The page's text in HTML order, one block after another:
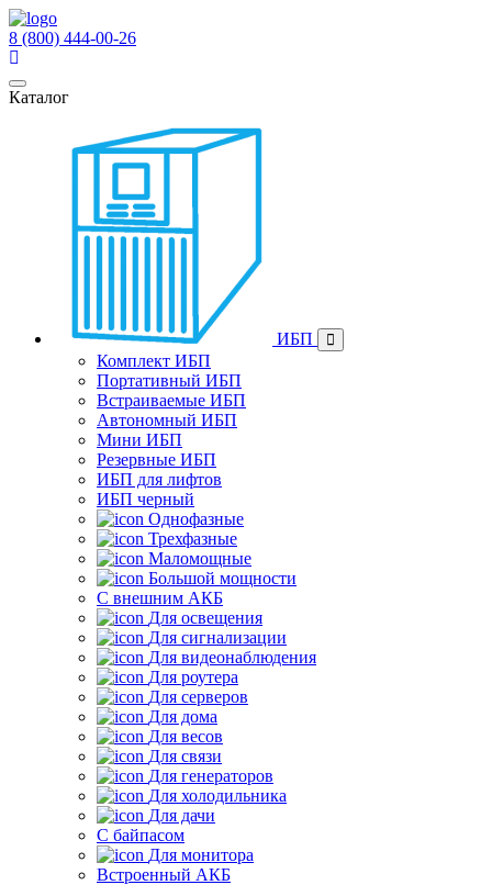
8 (800) 444-00-26
Каталог
ИБП
Комплект ИБП
Портативный ИБП
Встраиваемые ИБП
Автономный ИБП
Мини ИБП
Резервные ИБП
ИБП для лифтов
ИБП черный
Однофазные
Трехфазные
Маломощные
Большой мощности
С внешним АКБ
Для освещения
Для сигнализации
Для видеонаблюдения
Для роутера
Для серверов
Для дома
Для весов
Для связи
Для генераторов
Для холодильника
Для дачи
С байпасом
Для монитора
Встроенный АКБ